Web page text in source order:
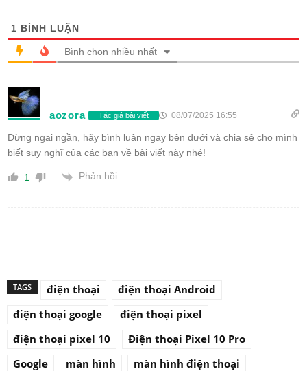
1 BÌNH LUẬN
Bình chọn nhiều nhất
aozora Tác giả bài viết 08/07/2025 16:55
Đừng ngại ngần, hãy bình luận ngay bên dưới và chia sẻ cho mình
biết suy nghĩ của các bạn về bài viết này nhé!
1 Phản hồi
TAGS điện thoại
điện thoại Android
điện thoại google
điện thoại pixel
điện thoại pixel 10
Điện thoại Pixel 10 Pro
Google
màn hình
màn hình điện thoại